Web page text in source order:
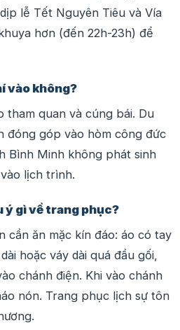
lễ Tết Nguyên Tiêu và Vía
hơn (đến 22h-23h) để
vào không?
tham quan và cúng bái. Du
đóng góp vào hòm công đức
Bình Minh không phát sinh
lịch trình.
ý gì về trang phục?
cần ăn mặc kín đáo: áo có tay
hoặc váy dài quá đầu gối,
chánh điện. Khi vào chánh
nón. Trang phục lịch sự tôn